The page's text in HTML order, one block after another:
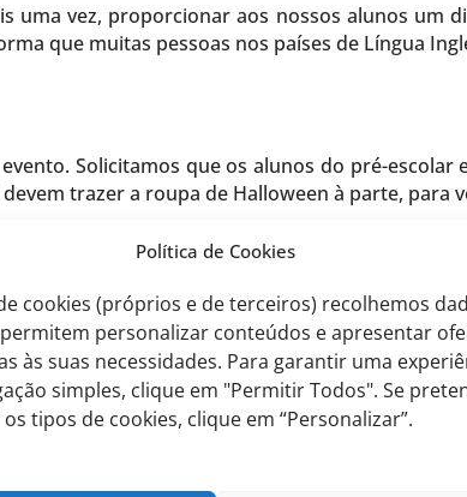
Política de Cookies
cookies (próprios e de terceiros) recolhemos
personalizar conteúdos e apresentar
às suas necessidades. Para garantir uma
simples, clique em "Permitir Todos". Se
tipos de cookies, clique em “Personalizar”.
uma vez, proporcionar aos nossos alunos um
que muitas pessoas nos países de Língua
Solicitamos que os alunos do pré-escolar
trazer a roupa de Halloween à parte, para
será dinamizado, com a colaboração dos
decoradas por cada turma.